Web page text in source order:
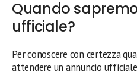
Quando
ufficiale?
Per conoscere con certezza
attendere un annuncio